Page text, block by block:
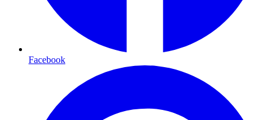
Facebook